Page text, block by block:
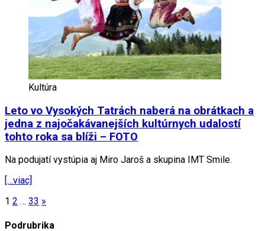
Kultúra
Leto vo Vysokých Tatrách naberá na obrátkach a
jedna z najočakávanejších kultúrnych udalostí
tohto roka sa blíži – FOTO
Na podujatí vystúpia aj Miro Jaroš a skupina IMT Smile.
[…viac]
Posts
pagination
1 2 … 33 »
Podrubrika